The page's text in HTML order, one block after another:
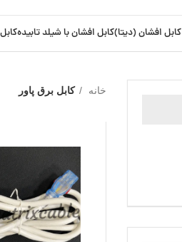
کابل افشان (دیتا)کابل افشان با شیلد تابیده
خانه کابل برق پاور